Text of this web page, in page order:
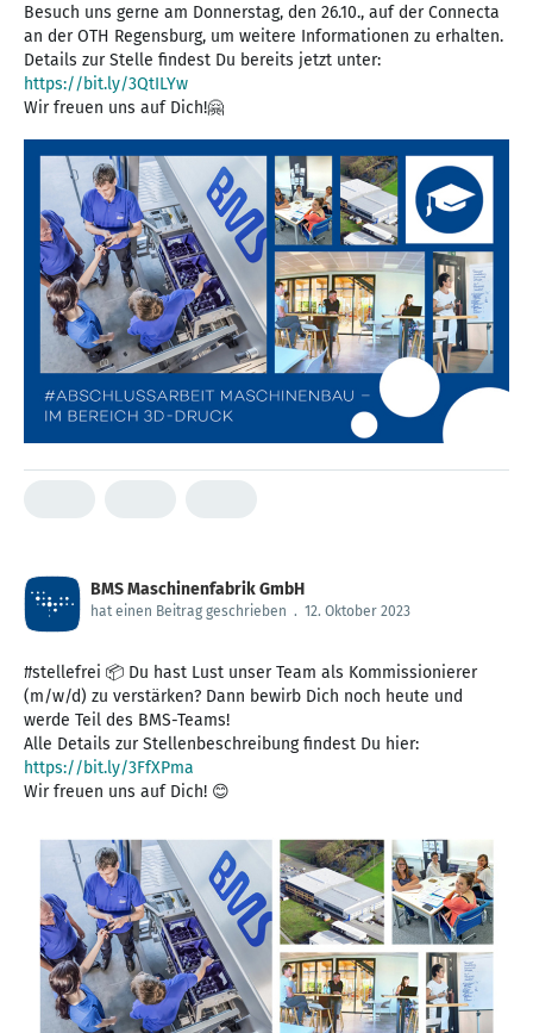
Besuch uns gerne am Donnerstag, den 26.10., auf der Connecta
an der OTH Regensburg, um weitere Informationen zu erhalten.
Details zur Stelle findest Du bereits jetzt unter:
https://bit.ly/3QtILYw
Wir freuen uns auf Dich!🤗
BMS Maschinenfabrik GmbH
hat einen Beitrag geschrieben . 12. Oktober 2023
#stellefrei 📦 Du hast Lust unser Team als Kommissionierer
(m/w/d) zu verstärken? Dann bewirb Dich noch heute und
werde Teil des BMS-Teams!
Alle Details zur Stellenbeschreibung findest Du hier:
https://bit.ly/3FfXPma
Wir freuen uns auf Dich! 😊